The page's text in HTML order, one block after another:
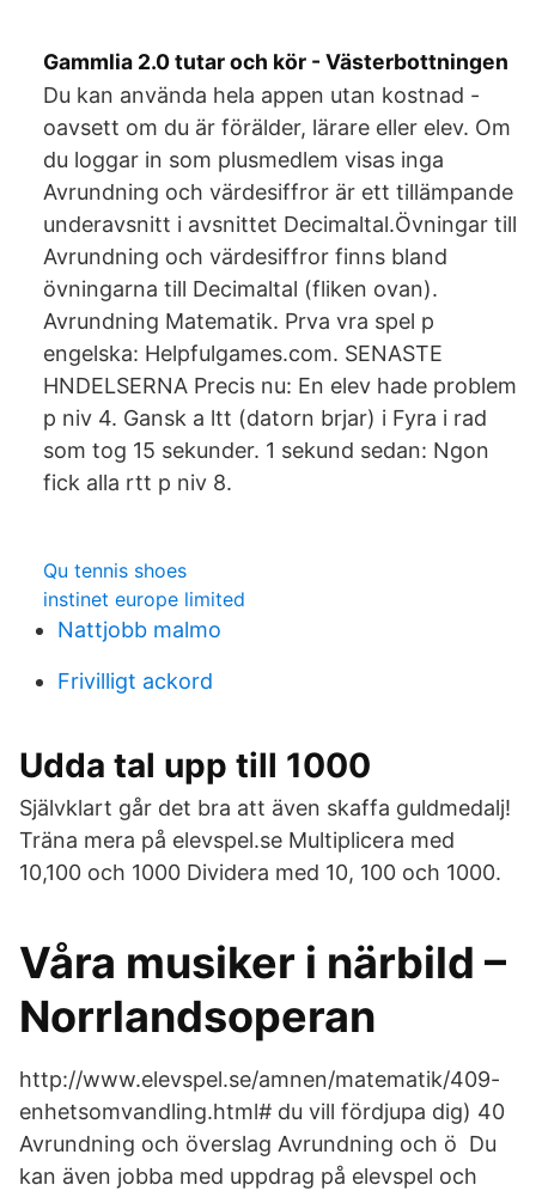
Gammlia 2.0 tutar och kör - Västerbottningen
Du kan använda hela appen utan kostnad -
oavsett om du är förälder, lärare eller elev. Om
du loggar in som plusmedlem visas inga
Avrundning och värdesiffror är ett tillämpande
underavsnitt i avsnittet Decimaltal.Övningar till
Avrundning och värdesiffror finns bland
övningarna till Decimaltal (fliken ovan).
Avrundning Matematik. Prva vra spel p
engelska: Helpfulgames.com. SENASTE
HNDELSERNA Precis nu: En elev hade problem
p niv 4. Gansk a ltt (datorn brjar) i Fyra i rad
som tog 15 sekunder. 1 sekund sedan: Ngon
fick alla rtt p niv 8.
Qu tennis shoes
instinet europe limited
Nattjobb malmo
Frivilligt ackord
Udda tal upp till 1000
Självklart går det bra att även skaffa guldmedalj!
Träna mera på elevspel.se Multiplicera med
10,100 och 1000 Dividera med 10, 100 och 1000.
Våra musiker i närbild –
Norrlandsoperan
http://www.elevspel.se/amnen/matematik/409-
enhetsomvandling.html# du vill fördjupa dig) 40
Avrundning och överslag Avrundning och ö Du
kan även jobba med uppdrag på elevspel och